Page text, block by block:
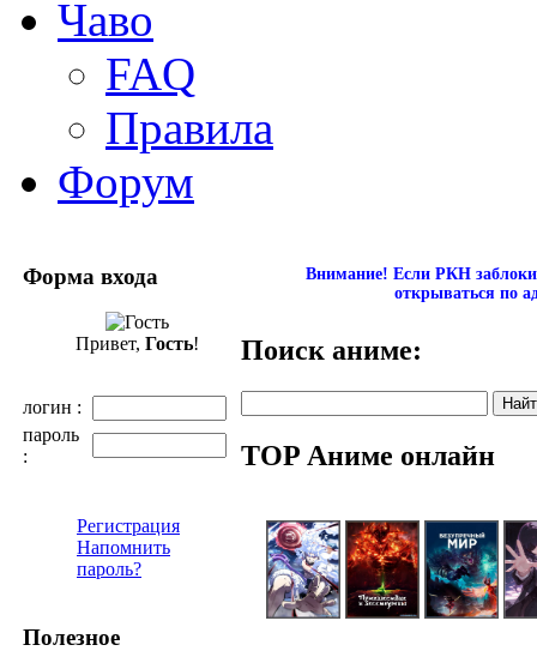
Чаво
FAQ
Правила
Форум
Форма входа
Привет, Гость!
логин :
пароль
:
Регистрация
Напомнить
пароль?
Полезное
Внимание! Если РКН
открываться по
Поиск аниме:
TOP Аниме онлайн